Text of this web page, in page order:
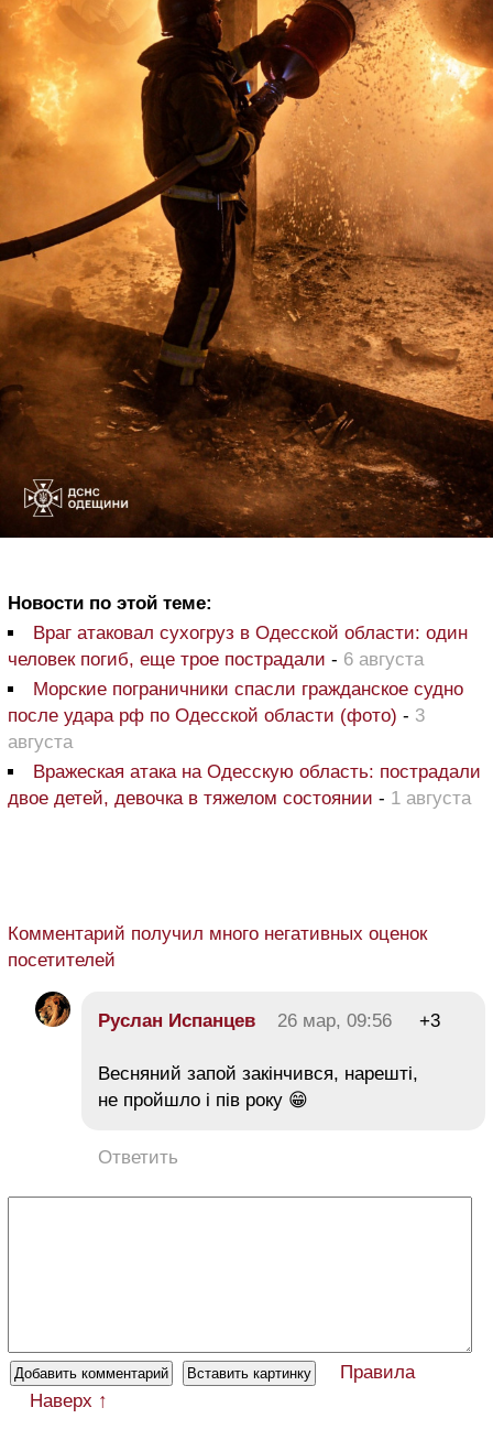
Новости по этой теме:
Враг атаковал сухогруз в Одесской области: один
человек погиб, еще трое пострадали - 6 августа
Морские пограничники спасли гражданское судно
после удара рф по Одесской области (фото) - 3
августа
Вражеская атака на Одесскую область: пострадали
двое детей, девочка в тяжелом состоянии - 1 августа
Комментарий получил много негативных оценок
посетителей
Руслан Испанцев 26 мар, 09:56 +3
Весняний запой закінчився, нарешті,
не пройшло і пів року 😁
Ответить
Правила
Наверх ↑